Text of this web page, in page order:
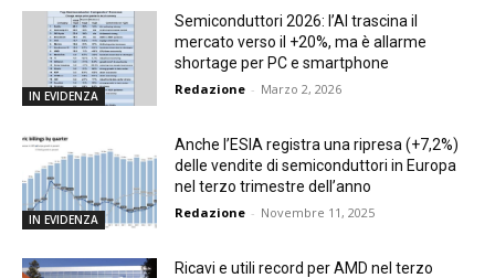
IN EVIDENZA
Semiconduttori 2026: l’AI trascina il
mercato verso il +20%, ma è allarme
shortage per PC e smartphone
Redazione - Marzo 2, 2026
IN EVIDENZA
Anche l’ESIA registra una ripresa (+7,2%)
delle vendite di semiconduttori in Europa
nel terzo trimestre dell’anno
Redazione - Novembre 11, 2025
Ricavi e utili record per AMD nel terzo